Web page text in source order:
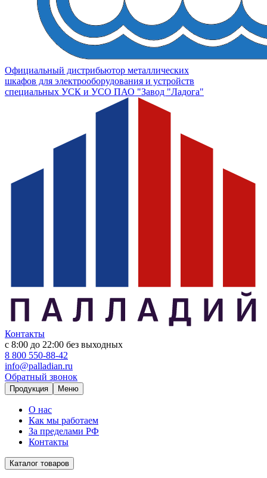
Официальный дистрибьютор металлических
шкафов для электрооборудования и устройств
специальных УСК и УСО ПАО "Завод "Ладога"
Контакты
с 8:00 до 22:00 без выходных
8 800 550-88-42
info@palladian.ru
Обратный звонок
Продукция Меню
О нас
Как мы работаем
За пределами РФ
Контакты
Каталог товаров